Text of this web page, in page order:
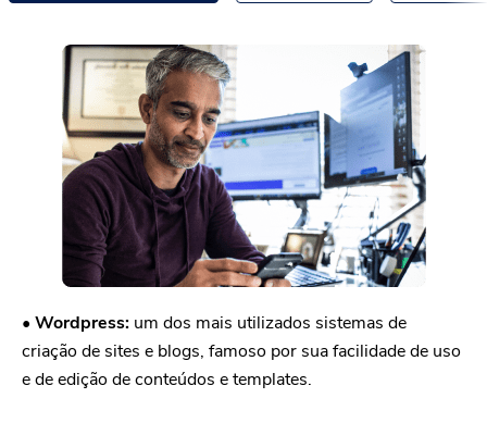
• Wordpress: um dos mais utilizados sistemas de
criação de sites e blogs, famoso por sua facilidade de uso
e de edição de conteúdos e templates.